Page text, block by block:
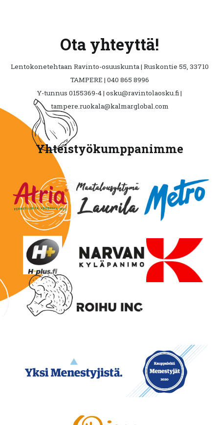
Ota yhteyttä!
Lentokonetehtaan Ravinto-osuuskunta | Ruskontie 55, 33710
TAMPERE | 040 865 8996
Y-tunnus 0155369-4 | osku@ravintolaosku.fi |
tampere.ruokala@kalmarglobal.com
Yhteistyökumppanimme